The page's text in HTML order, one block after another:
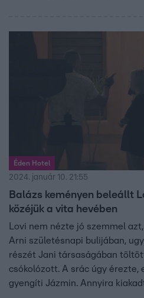
Éden Hotel
2024. január 10. 21:55
Balázs keményen beleállt
közéjük a vita hevében
Lovi nem nézte jó szemmel
Arni születésnapi bulijában,
részét Jani társaságában
csókolózott. A srác úgy érezte,
gyengíti Jázmin. Annyira